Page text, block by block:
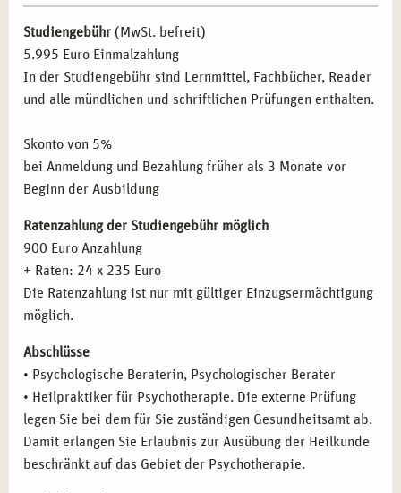
psychotherapeutische Methoden in ihre Arbeit
integrieren möchten.
Pädagogische Fachkräfte:
ihren Umgang mit psychischen Belastungen
professionalisieren wollen.
gründen möchten.
Quereinsteiger:Interessierte, die einen neuen
beruflichen Schwerpunkt im Gesundheitswesen suchen.
BERUFLICHE PERSPEKTIVEN NACH DER
AUSBILDUNG IN ESSEN
Nach Abschluss Ihrer Ausbildung stehen Ihnen in Essen
vielfältige Karrieremöglichkeiten offen. Nutzen Sie Ihre
Eigene Praxis: Flexibilität und Vielfalt durch
selbstbestimmtes Arbeiten in der psychologischen
Beratung.
Angestelltenverhältnisse:Mitarbeit in Therapiezentren,
sozialen Einrichtungen oder Rehabilitationskliniken.
Therapierichtungen und Modelle
Psychoanalyse (Freud)
Analytische Psychologie (Jung)
Individualpsychologie (Adler)
Gesprächstherapie (Rogers)
Systemische Therapie
Gestalttherapie (Perls)
Transaktionsanalyse (Berne)
Körpertherapeutische Verfahren
Kreativtherapeutische Verfahren
Kinder- und Jugendtherapie
Psychopathologie: Psychische Störungen
Psychischer und psychopathologischer Befund
Organisch bedingte Störungen
Substanzinduzierte Störungen
Schizophrenien
Aﬀektive Störungen
Neurotische Störungen
Studiengebühr (MwSt. befreit)
5.995 Euro Einmalzahlung
In der Studiengebühr sind Lernmittel, Fachbücher, Reader
und alle mündlichen und schriftlichen Prüfungen enthalten.
Skonto von 5%
bei Anmeldung und Bezahlung früher als 3 Monate vor
Beginn der Ausbildung
Ratenzahlung der Studiengebühr möglich
900 Euro Anzahlung
+ Raten: 24 x 235 Euro
Die Ratenzahlung ist nur mit gültiger Einzugsermächtigung
möglich.
Abschlüsse
• Psychologische Beraterin, Psychologischer Berater
• Heilpraktiker für Psychotherapie. Die externe Prüfung
legen Sie bei dem für Sie zuständigen Gesundheitsamt ab.
Damit erlangen Sie Erlaubnis zur Ausübung der Heilkunde
beschränkt auf das Gebiet der Psychotherapie.